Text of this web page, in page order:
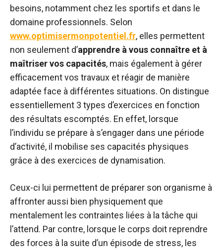
besoins, notamment chez les sportifs et dans le
domaine professionnels. Selon
www.optimisermonpotentiel.fr, elles permettent
non seulement d’apprendre à vous connaître et à
maîtriser vos capacités, mais également à gérer
efficacement vos travaux et réagir de manière
adaptée face à différentes situations. On distingue
essentiellement 3 types d’exercices en fonction
des résultats escomptés. En effet, lorsque
l’individu se prépare à s’engager dans une période
d’activité, il mobilise ses capacités physiques
grâce à des exercices de dynamisation.
Ceux-ci lui permettent de préparer son organisme à
affronter aussi bien physiquement que
mentalement les contraintes liées à la tâche qui
l’attend. Par contre, lorsque le corps doit reprendre
des forces à la suite d’un épisode de stress, les